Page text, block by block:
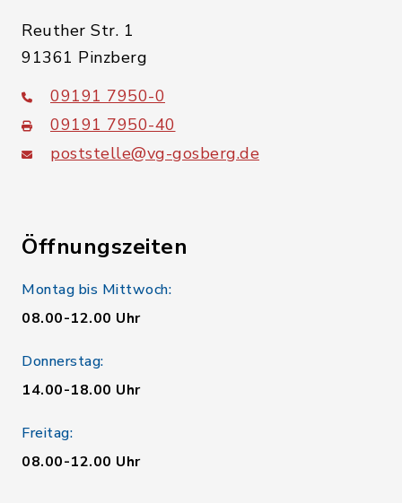
Reuther Str. 1
91361 Pinzberg
09191 7950-0
09191 7950-40
poststelle@vg-gosberg.de
Öffnungszeiten
Montag bis Mittwoch:
08.00-12.00 Uhr
Donnerstag:
14.00-18.00 Uhr
Freitag:
08.00-12.00 Uhr